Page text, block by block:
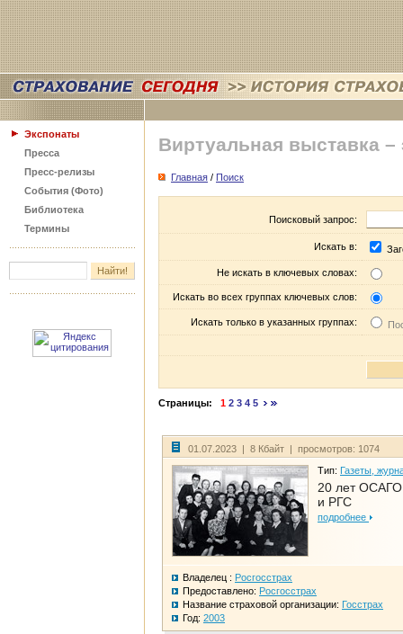
Экспонаты
Пресса
Пресс-релизы
События (Фото)
Библиотека
Термины
Виртуальная выставка –
Главная / Поиск
Поисковый запрос:
Искать в:
Не искать в ключевых словах:
Искать во всех группах ключевых слов:
Искать только в указанных группах:
Страницы: 1 2 3 4 5
01.07.2023 | 8 Кбайт | просмотров: 1074
Тип: Газеты,
20 лет
и РГС
подробнее
Владелец : Росгосстрах
Предоставлено: Росгосстрах
Название страховой организации: Госстрах
Год: 2003